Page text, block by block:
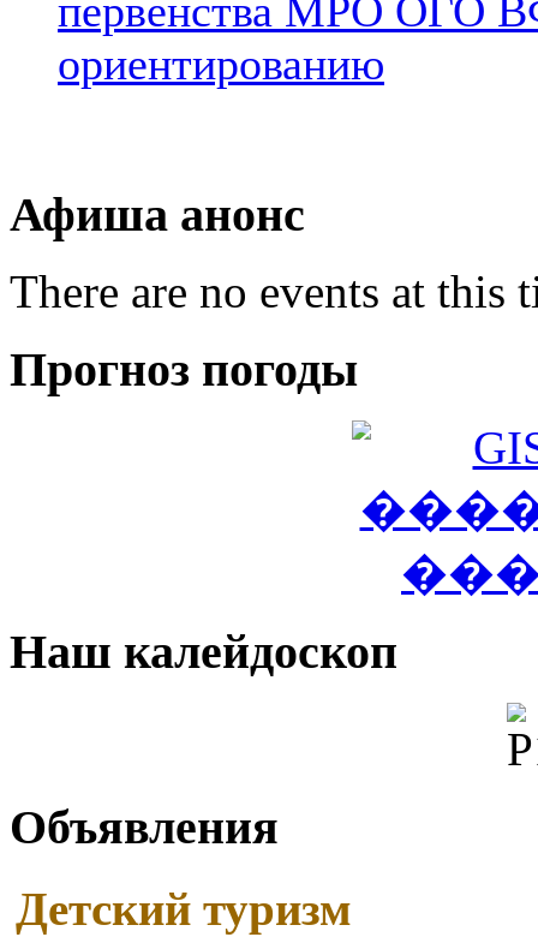
первенства МРО ОГО
ориентированию
Афиша анонс
There are no events at this
Прогноз погоды
Наш калейдоскоп
Объявления
Детский туризм